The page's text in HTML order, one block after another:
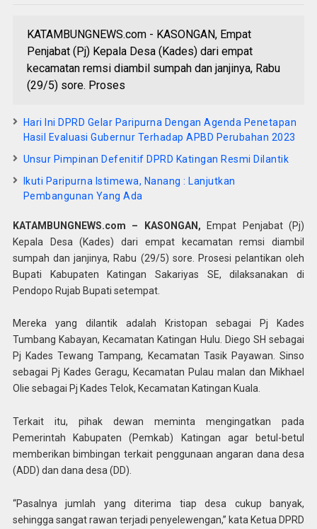
KATAMBUNGNEWS.com - KASONGAN, Empat
Penjabat (Pj) Kepala Desa (Kades) dari empat
kecamatan remsi diambil sumpah dan janjinya, Rabu
(29/5) sore. Proses
Hari Ini DPRD Gelar Paripurna Dengan Agenda Penetapan
Hasil Evaluasi Gubernur Terhadap APBD Perubahan 2023
Unsur Pimpinan Defenitif DPRD Katingan Resmi Dilantik
Ikuti Paripurna Istimewa, Nanang : Lanjutkan
Pembangunan Yang Ada
KATAMBUNGNEWS.com – KASONGAN,Empat Penjabat (Pj)
Kepala Desa (Kades) dari empat kecamatan remsi diambil
sumpah dan janjinya, Rabu (29/5) sore. Prosesi pelantikan oleh
Bupati Kabupaten Katingan Sakariyas SE, dilaksanakan di
Pendopo Rujab Bupati setempat.
Mereka yang dilantik adalah Kristopan sebagai Pj Kades
Tumbang Kabayan, Kecamatan Katingan Hulu. Diego SH sebagai
Pj Kades Tewang Tampang, Kecamatan Tasik Payawan. Sinso
sebagai Pj Kades Geragu, Kecamatan Pulau malan dan Mikhael
Olie sebagai Pj Kades Telok, Kecamatan Katingan Kuala.
Terkait itu, pihak dewan meminta mengingatkan pada
Pemerintah Kabupaten (Pemkab) Katingan agar betul-betul
memberikan bimbingan terkait penggunaan angaran dana desa
(ADD) dan dana desa (DD).
“Pasalnya jumlah yang diterima tiap desa cukup banyak,
sehingga sangat rawan terjadi penyelewengan,” kata Ketua DPRD